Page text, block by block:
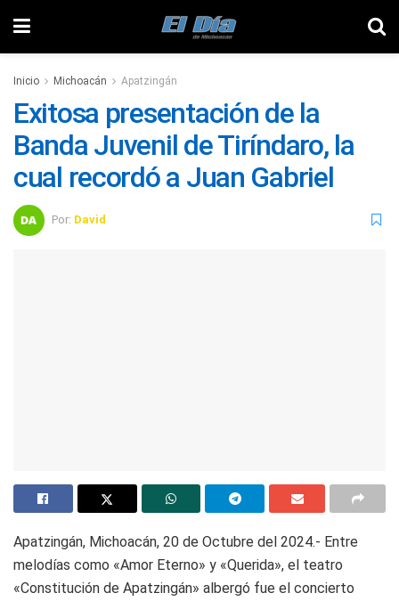
Inicio Michoacán Apatzingán
Exitosa presentación de la
Banda Juvenil de Tiríndaro, la
cual recordó a Juan Gabriel
Por: David
Apatzingán, Michoacán, 20 de Octubre del 2024.- Entre
melodías como «Amor Eterno» y «Querida», el teatro
«Constitución de Apatzingán» albergó fue el concierto